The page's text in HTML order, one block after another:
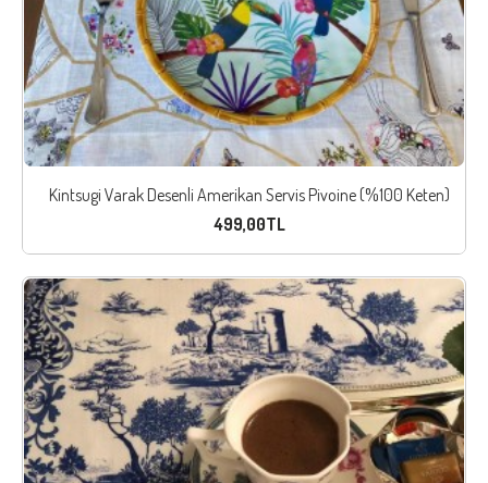
Kintsugi Varak Desenli Amerikan Servis Pivoine (%100 Keten)
499,00TL